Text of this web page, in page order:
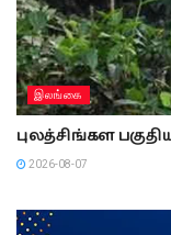
இலங்கை
புலத்சிங்கள
2026-08-07